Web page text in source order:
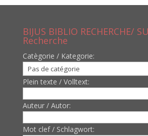
BIJUS BIBLIO RECHERCHE/
Recherche
Catègorie / Kategorie:
Plein texte / Volltext:
Auteur / Autor:
Mot clef / Schlagwort: